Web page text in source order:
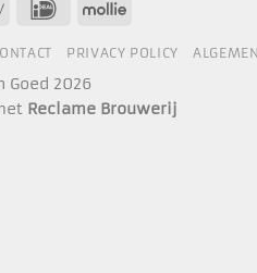
PRIVACY POLICY
Goed 2026
Reclame Brouwerij